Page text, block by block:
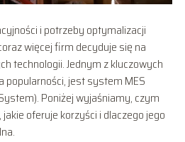
i potrzeby optymalizacji
więcej firm decyduje się na
technologii. Jednym z kluczowych
popularności, jest system MES
Poniżej wyjaśniamy, czym
oferuje korzyści i dlaczego jego